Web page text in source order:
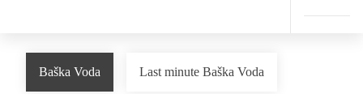
Baška Voda Last minute Baška Voda